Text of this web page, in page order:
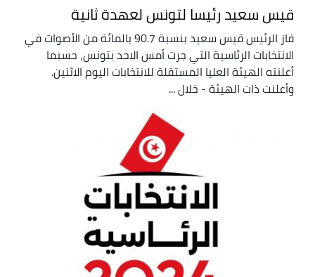
قيس سعيد رئيسا لتونس لعهدة ثانية
فاز الرئيس قيس سعيد بنسبة 90.7 بالمائة من الأصوات في
الانتخابات الرئاسية التي جرت أمس الاحد بتونس، حسبما
أعلنته الهيئة العليا المستقلة للانتخابات اليوم الاثنين.
وأعلنت ذات الهيئة - خلال ...